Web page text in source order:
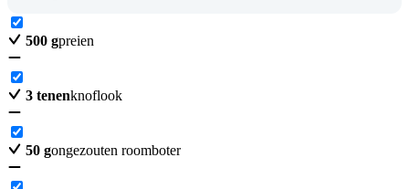
500 gpreien
3 tenenknoflook
50 gongezouten roomboter